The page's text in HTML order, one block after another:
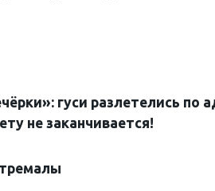
гуси разлетелись по
не заканчивается!